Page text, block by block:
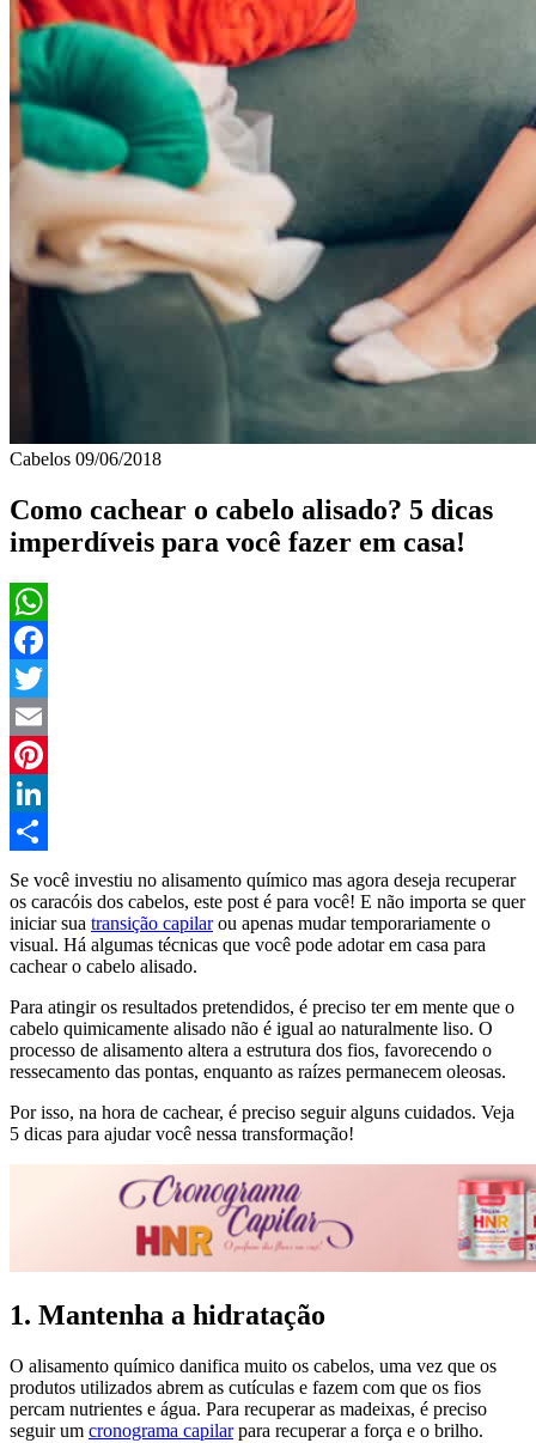
Cabelos 09/06/2018
Como cachear o cabelo alisado? 5 dicas
imperdíveis para você fazer em casa!
WhatsApp
Facebook
Twitter
Email
Pinterest
LinkedIn
Compartilhar
Se você investiu no alisamento químico mas agora deseja recuperar
os caracóis dos cabelos, este post é para você! E não importa se quer
iniciar sua transição capilarou apenas mudar temporariamente o
visual. Há algumas técnicas que você pode adotar em casa para
cachear o cabelo alisado.
Para atingir os resultados pretendidos, é preciso ter em mente que o
cabelo quimicamente alisado não é igual ao naturalmente liso. O
processo de alisamento altera a estrutura dos fios, favorecendo o
ressecamento das pontas, enquanto as raízes permanecem oleosas.
Por isso, na hora de cachear, é preciso seguir alguns cuidados. Veja
5 dicas para ajudar você nessa transformação!
1. Mantenha a hidratação
O alisamento químico danifica muito os cabelos, uma vez que os
produtos utilizados abrem as cutículas e fazem com que os fios
percam nutrientes e água. Para recuperar as madeixas, é preciso
seguir um cronograma capilarpara recuperar a força e o brilho.